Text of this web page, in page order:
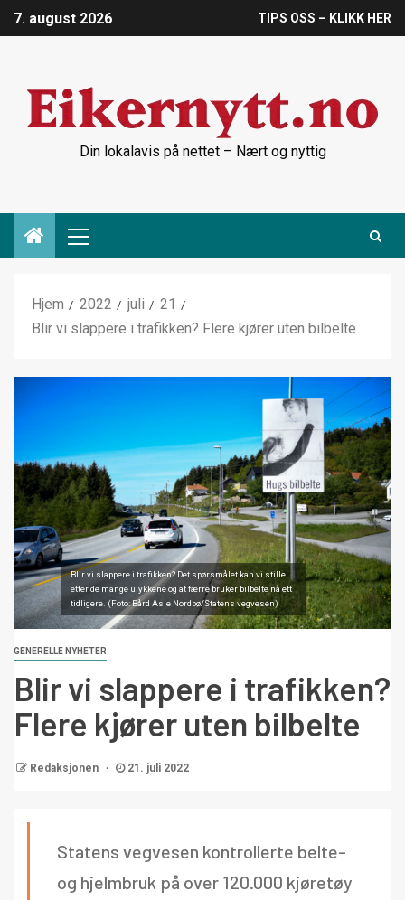
7. august 2026 TIPS OSS – KLIKK HER
Din lokalavis på nettet – Nært og nyttig
Hjem 2022 juli
21
Blir vi slappere i trafikken? Flere kjører uten bilbelte
Blir vi slappere i trafikken? Det spørsmålet kan vi stille
etter de mange ulykkene og at færre bruker bilbelte nå ett
tidligere. (Foto: Bård Asle Nordbø/Statens vegvesen)
GENERELLE NYHETER
Blir vi slappere i trafikken?
Flere kjører uten bilbelte
Redaksjonen 21. juli 2022
Statens vegvesen kontrollerte belte-
og hjelmbruk på over 120.000 kjøretøy